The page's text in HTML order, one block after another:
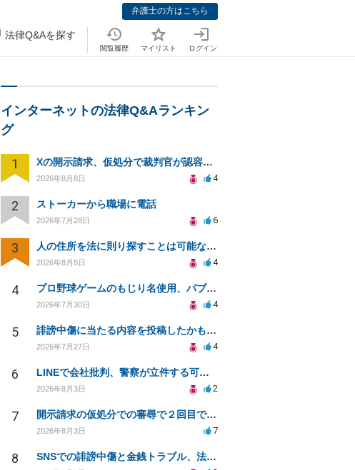
弁護士の方はこちら
法律Q&Aを探す
閲覧履歴 マイリスト ログイン
インターネットの法律Q&Aランキン
グ
1 Xの開示請求、仮処分で裁判官が認容する意思と理由を明確化しても、相手側は争って引き延ばしますか
2026年8月8日 4
2 ストーカーから職場に電話
2026年7月28日 6
3 人の住所を法に則り探すことは可能なのか？
2026年8月8日 4
4 プロ野球ゲームのもじり名使用、パブリシティ権の影響は？
2026年7月30日 4
5 誹謗中傷に当たる内容を投稿したかもしれない。開示請求や民事刑事裁判に発展しうるのか教えて欲しい。
2026年7月27日 4
6 LINEで会社批判、警察が立件する可能性は？
2026年8月3日 2
7 開示請求の仮処分での審尋で２回目で終わらない場合どうしたらいいですか
2026年8月3日 7
8 SNSでの誹謗中傷と金銭トラブル、法的対応の相談